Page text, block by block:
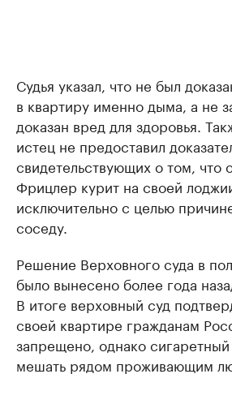
Судья указал, что не был
в квартиру именно дыма, а не
доказан вред для здоровья.
истец не предоставил
свидетельствующих о том, что
Фрицлер курит на своей
исключительно с целью
соседу.
Решение Верховного суда в
было вынесено более года
В итоге верховный суд
своей квартире гражданам
запрещено, однако
мешать рядом проживающим